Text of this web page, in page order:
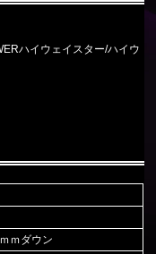
ハイウェイスター/ハイウ
ｍダウン